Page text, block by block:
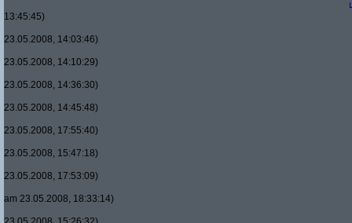
13:45:45)
23.05.2008, 14:03:46)
23.05.2008, 14:10:29)
23.05.2008, 14:36:30)
23.05.2008, 14:45:48)
23.05.2008, 17:55:40)
23.05.2008, 15:47:18)
23.05.2008, 17:53:09)
am 23.05.2008, 18:33:14)